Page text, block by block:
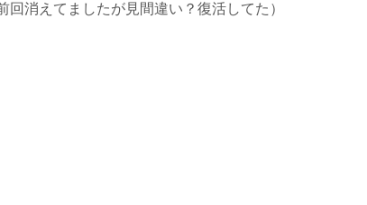
消えてましたが見間違い？復活してた）